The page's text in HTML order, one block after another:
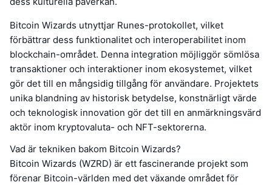
Bitcoin Wizards utnyttjar Runes-protokollet, vilket
förbättrar dess funktionalitet och interoperabilitet inom
blockchain-området. Denna integration möjliggör sömlösa
transaktioner och interaktioner inom ekosystemet, vilket
gör det till en mångsidig tillgång för användare. Projektets
unika blandning av historisk betydelse, konstnärligt värde
och teknologisk innovation gör det till en anmärkningsvärd
aktör inom kryptovaluta- och NFT-sektorerna.
Vad är tekniken bakom Bitcoin Wizards?
Bitcoin Wizards (WZRD) är ett fascinerande projekt som
förenar Bitcoin-världen med det växande området för